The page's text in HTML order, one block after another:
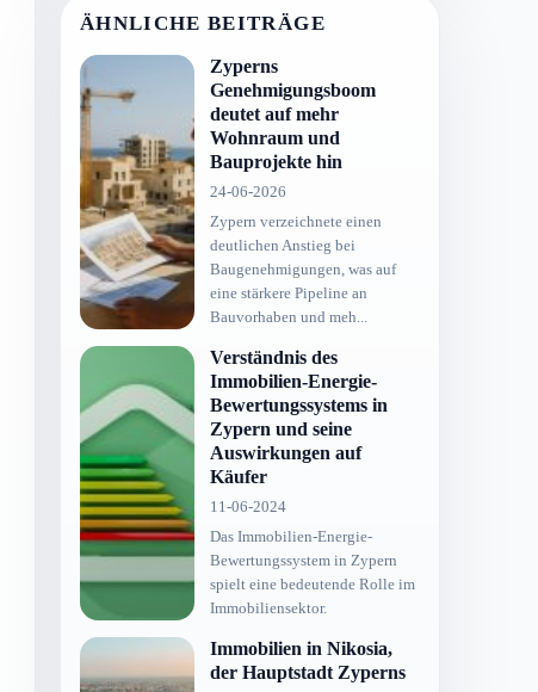
ÄHNLICHE BEITRÄGE
Zyperns
Genehmigungsboom
deutet auf mehr
Wohnraum und
Bauprojekte hin
24-06-2026
Zypern verzeichnete einen
deutlichen Anstieg bei
Baugenehmigungen, was auf
eine stärkere Pipeline an
Bauvorhaben und meh...
Verständnis des
Immobilien-Energie-
Bewertungssystems in
Zypern und seine
Auswirkungen auf
Käufer
11-06-2024
Das Immobilien-Energie-
Bewertungssystem in Zypern
spielt eine bedeutende Rolle im
Immobiliensektor.
Immobilien in Nikosia,
der Hauptstadt Zyperns